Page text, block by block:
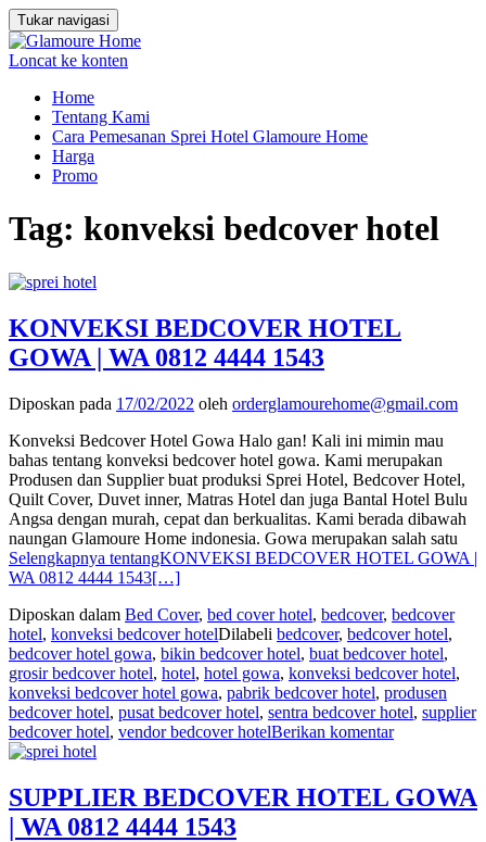
Tukar navigasi
Loncat ke konten
Home
Tentang Kami
Cara Pemesanan Sprei Hotel Glamoure Home
Harga
Promo
Tag: konveksi bedcover hotel
KONVEKSI BEDCOVER HOTEL
GOWA | WA 0812 4444 1543
Diposkan pada 17/02/2022 oleh orderglamourehome@gmail.com
Konveksi Bedcover Hotel Gowa Halo gan! Kali ini mimin mau
bahas tentang konveksi bedcover hotel gowa. Kami merupakan
Produsen dan Supplier buat produksi Sprei Hotel, Bedcover Hotel,
Quilt Cover, Duvet inner, Matras Hotel dan juga Bantal Hotel Bulu
Angsa dengan murah, cepat dan berkualitas. Kami berada dibawah
naungan Glamoure Home indonesia. Gowa merupakan salah satu
Selengkapnya tentangKONVEKSI BEDCOVER HOTEL GOWA |
WA 0812 4444 1543[…]
Diposkan dalam Bed Cover, bed cover hotel, bedcover, bedcover
hotel, konveksi bedcover hotelDilabeli bedcover, bedcover hotel,
bedcover hotel gowa, bikin bedcover hotel, buat bedcover hotel,
grosir bedcover hotel, hotel, hotel gowa, konveksi bedcover hotel,
konveksi bedcover hotel gowa, pabrik bedcover hotel, produsen
bedcover hotel, pusat bedcover hotel, sentra bedcover hotel, supplier
bedcover hotel, vendor bedcover hotelBerikan komentar
SUPPLIER BEDCOVER HOTEL GOWA
| WA 0812 4444 1543